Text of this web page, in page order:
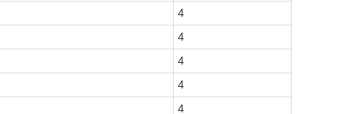
4
4
4
4
4